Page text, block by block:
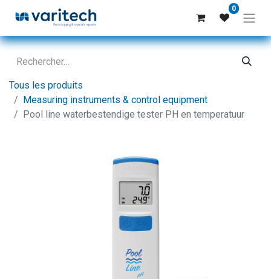
0
Tous les produits
Measuring instruments & control equipment
Pool line waterbestendige tester PH en temperatuur